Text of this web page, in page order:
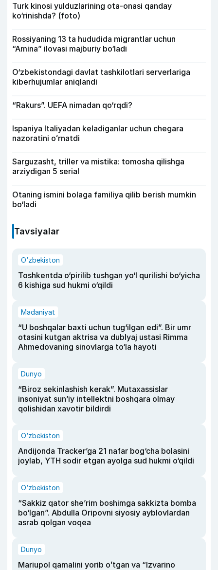
Turk kinosi yulduzlarining ota-onasi qanday
ko‘rinishda? (foto)
Rossiyaning 13 ta hududida migrantlar uchun
“Amina” ilovasi majburiy bo‘ladi
O‘zbekistondagi davlat tashkilotlari serverlariga
kiberhujumlar aniqlandi
“Rakurs”. UEFA nimadan qo‘rqdi?
Ispaniya Italiyadan keladiganlar uchun chegara
nazoratini oʻrnatdi
Sarguzasht, triller va mistika: tomosha qilishga
arziydigan 5 serial
Otaning ismini bolaga familiya qilib berish mumkin
bo‘ladi
Tavsiyalar
O‘zbekiston
Toshkentda o‘pirilib tushgan yo‘l qurilishi bo‘yicha
6 kishiga sud hukmi o‘qildi
Madaniyat
“U boshqalar baxti uchun tug‘ilgan edi”. Bir umr
otasini kutgan aktrisa va dublyaj ustasi Rimma
Ahmedovaning sinovlarga to‘la hayoti
Dunyo
“Biroz sekinlashish kerak”. Mutaxassislar
insoniyat sun’iy intellektni boshqara olmay
qolishidan xavotir bildirdi
O‘zbekiston
Andijonda Tracker’ga 21 nafar bog‘cha bolasini
joylab, YTH sodir etgan ayolga sud hukmi o‘qildi
O‘zbekiston
“Sakkiz qator she’rim boshimga sakkizta bomba
bo‘lgan”. Abdulla Oripovni siyosiy ayblovlardan
asrab qolgan voqea
Dunyo
Mariupol qamalini yorib oʻtgan va “Izvarino